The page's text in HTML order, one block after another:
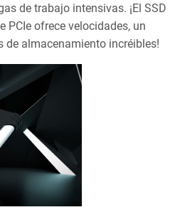
de trabajo intensivas. ¡El SSD
PCIe ofrece velocidades, un
de almacenamiento incréibles!